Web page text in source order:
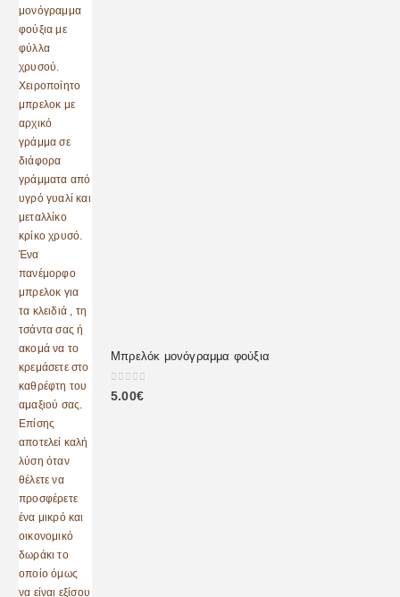
Μπρελόκ μονόγραμμα φούξια
0 out of 5
5.00€